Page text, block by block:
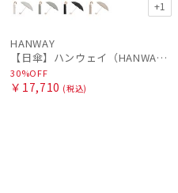
+1
HANWAY
【日傘】ハンウェイ（HANWAY）Aoi 折りたたみ 木棒【公式ムーンバット】[Aoi]純パラソル UV 手開き 日本製 高級日傘
30%OFF
￥17,710 (税込)